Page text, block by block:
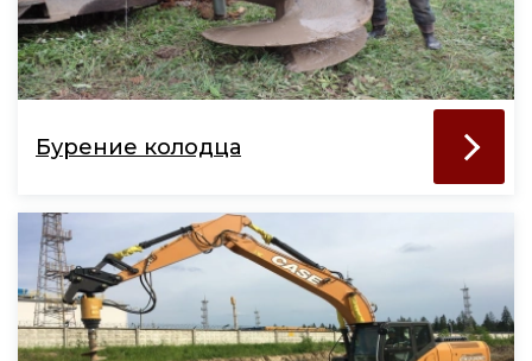
Бурение колодца